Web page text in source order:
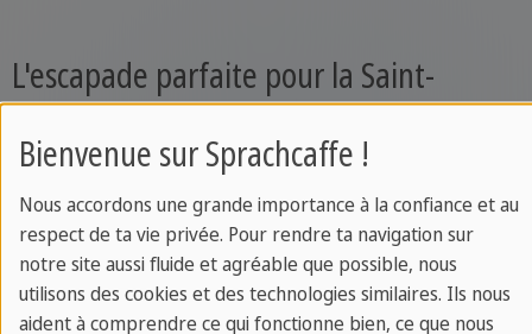
L'escapade parfaite pour la Saint-
Valentin
Vous voulez surprendre votre bien-aimé(e) et
cherchez un cadeau original dont vous vous
souviendrez toute votre vie ? Une escapade
romantique à Paris, la ville de l'amour, pour la
Bienvenue sur Sprachcaffe !
Nous accordons une grande importance à la confiance et au
respect de ta vie privée. Pour rendre ta navigation sur
notre site aussi fluide et agréable que possible, nous
utilisons des cookies et des technologies similaires. Ils nous
aident à comprendre ce qui fonctionne bien, ce que nous